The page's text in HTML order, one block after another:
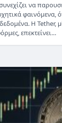
να
φαινόμενα,
Η Tether,
επεκτείνει…